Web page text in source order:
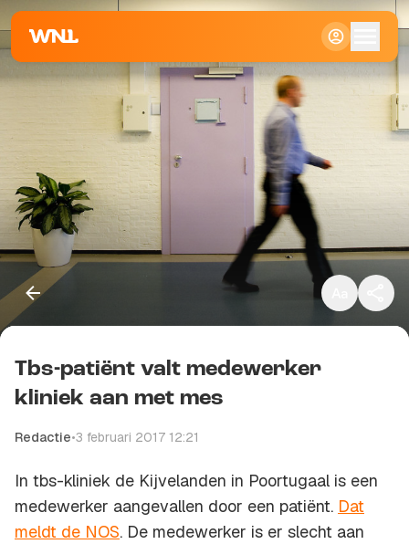
Klein
Standaard
Groot
Kopieer link
Tbs-patiënt valt medewerker
kliniek aan met mes
Redactie•3 februari 2017 12:21
In tbs-kliniek de Kijvelanden in Poortugaal is een
medewerker aangevallen door een patiënt. Dat
meldt de NOS. De medewerker is er slecht aan